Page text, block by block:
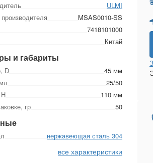
ULMI
MSAS0010-SS
7418101000
Китай
и габариты
D
45 мм
25/50
Н
110 мм
гр
50
нержавеющая сталь 304
все характеристики